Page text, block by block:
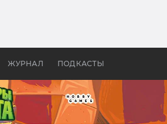
ЖУРНАЛ ПОДКАСТЫ
бы «Властелина колец»